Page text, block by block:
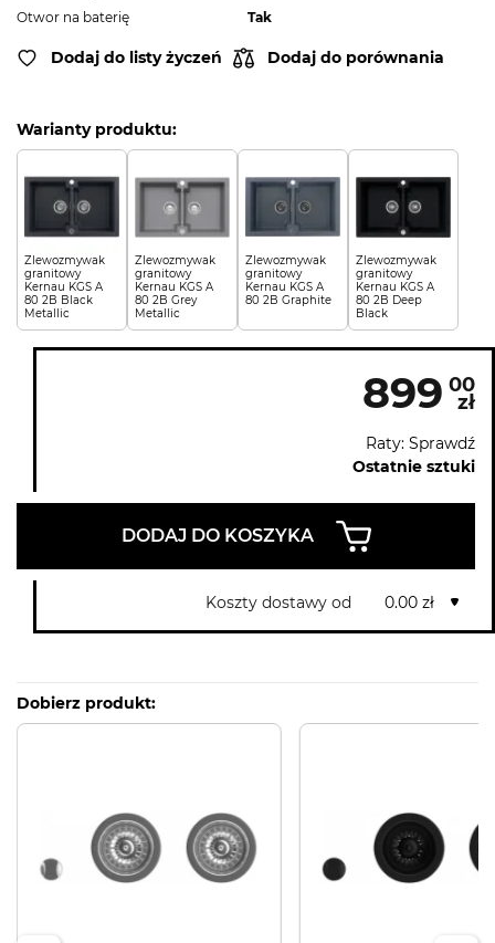
Otwor na baterię
Tak
Dodaj do listy życzeń Dodaj do porównania
Warianty produktu:
Zlewozmywak
granitowy
Kernau KGS A
80 2B Black
Metallic
Zlewozmywak
granitowy
Kernau KGS A
80 2B Grey
Metallic
Zlewozmywak
granitowy
Kernau KGS A
80 2B Graphite
Zlewozmywak
granitowy
Kernau KGS A
80 2B Deep
Black
899 00
zł
Raty: Sprawdź
Ostatnie sztuki
DODAJ DO KOSZYKA
Koszty dostawy od 0.00 zł
Dobierz produkt: